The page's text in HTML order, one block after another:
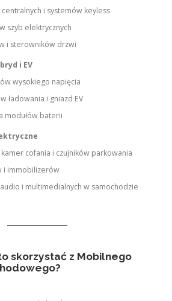
i systemów keyless
szyb elektrycznych
i sterowników drzwi
i EV
wysokiego napięcia
ładowania i gniazd EV
modułów baterii
cofania i czujników parkowania
i immobilizerów
i multimedialnych w samochodzie
skorzystać z Mobilnego